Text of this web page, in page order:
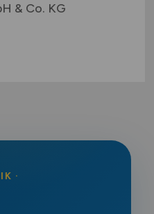
& Co. KG
·